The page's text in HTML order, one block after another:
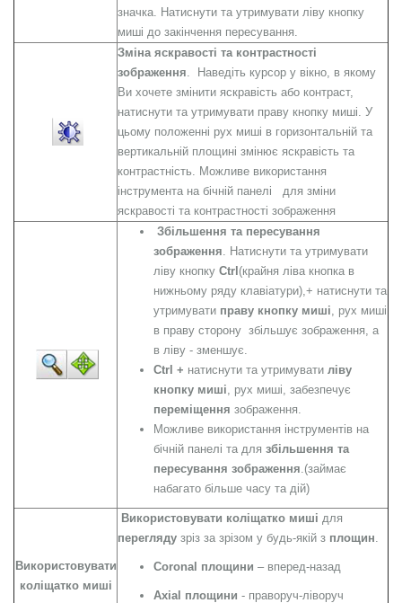
значка. Натиснути та утримувати ліву кнопку
миші до закінчення пересування.
Зміна яскравості та контрастності
зображення. Наведіть курсор у вікно, в якому
Ви хочете змінити яскравість або контраст,
натиснути та утримувати праву кнопку миші. У
цьому положенні рух миші в горизонтальній та
вертикальній площині змінює яскравість та
контрастність. Можливе використання
інструмента на бічній панелі для зміни
яскравості та контрастності зображення
Збільшення та пересування
зображення. Натиснути та утримувати
ліву кнопку Ctrl (крайня ліва кнопка в
нижньому ряду клавіатури),+ натиснути та
утримувати праву кнопку миші, рух миші
в праву сторону збільшує зображення, а
в ліву - зменшує.
Ctrl + натиснути та утримувати ліву
кнопку миші, рух миші, забезпечує
переміщення зображення.
Можливе використання інструментів на
бічній панелі та для збільшення та
пересування зображення.(займає
набагато більше часу та дій)
Використовувати
коліщатко миші
Використовувати коліщатко миші для
перегляду зріз за зрізом у будь-якій з площин.
Coronal площини – вперед-назад
Axial площини - праворуч-ліворуч